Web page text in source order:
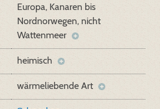
Europa, Kanaren bis
Nordnorwegen, nicht
Wattenmeer
heimisch
wärmeliebende Art